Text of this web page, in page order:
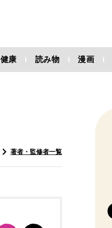
健康 読み物 漫画
著者・監修者一覧